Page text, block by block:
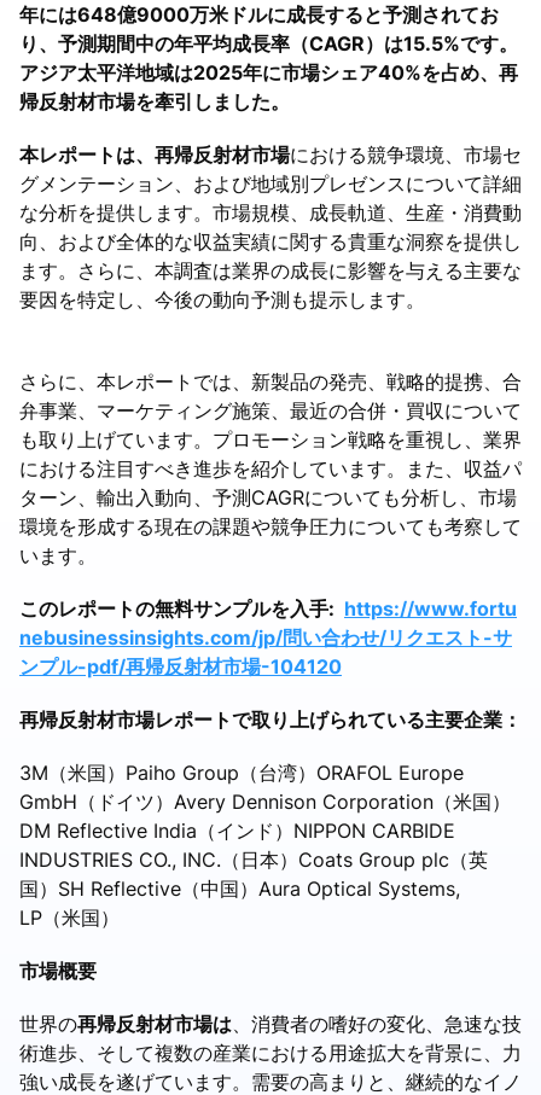
年には648億9000万米ドルに成長すると予測されてお
り、予測期間中の年平均成長率（CAGR）は15.5%です。
アジア太平洋地域は2025年に市場シェア40%を占め、再
帰反射材市場を牽引しました。
本レポートは、再帰反射材市場における競争環境、市場セ
グメンテーション、および地域別プレゼンスについて詳細
な分析を提供します。市場規模、成長軌道、生産・消費動
向、および全体的な収益実績に関する貴重な洞察を提供し
ます。さらに、本調査は業界の成長に影響を与える主要な
要因を特定し、今後の動向予測も提示します。
さらに、本レポートでは、新製品の発売、戦略的提携、合
弁事業、マーケティング施策、最近の合併・買収について
も取り上げています。プロモーション戦略を重視し、業界
における注目すべき進歩を紹介しています。また、収益パ
ターン、輸出入動向、予測CAGRについても分析し、市場
環境を形成する現在の課題や競争圧力についても考察して
います。
このレポートの無料サンプルを入手: https://www.fortu
nebusinessinsights.com/jp/問い合わせ/リクエスト-サ
ンプル-pdf/再帰反射材市場-104120
再帰反射材市場レポートで取り上げられている主要企業：
3M（米国）Paiho Group（台湾）ORAFOL Europe
GmbH（ドイツ）Avery Dennison Corporation（米国）
DM Reflective India（インド）NIPPON CARBIDE
INDUSTRIES CO., INC.（日本）Coats Group plc（英
国）SH Reflective（中国）Aura Optical Systems,
LP（米国）
市場概要
世界の再帰反射材市場は 、消費者の嗜好の変化、急速な技
術進歩、そして複数の産業における用途拡大を背景に、力
強い成長を遂げています。需要の高まりと、継続的なイノ